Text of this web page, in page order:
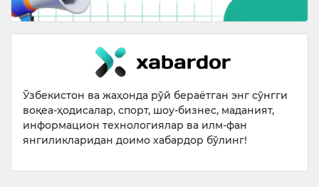
Ўзбекистон ва жаҳонда рўй бераётган энг сўнгги
воқеа-ҳодисалар, спорт, шоу-бизнес, маданият,
информацион технологиялар ва илм-фан
янгиликларидан доимо хабардор бўлинг!